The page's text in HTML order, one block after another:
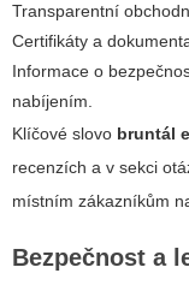
Transparentní
Certifikáty a
Informace o
nabíjením.
Klíčové slovo bruntál
recenzích a v sekci
místním zákazníkům
Bezpečnost a